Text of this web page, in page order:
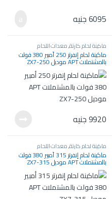
6095جنيه
ماكينة لحام كارتة,معدات اللحام
والسمكرة ماكينة لحام إنفرتر 250 أمبير 380 فولت
بالمشتملات APT موديل ZX7-250
9920جنيه
ماكينة لحام كارتة,معدات اللحام
والسمكرة ماكينة لحام إنفرتر 315 أمبير 380 فولت
بالمشتملات APT موديل ZX7-315